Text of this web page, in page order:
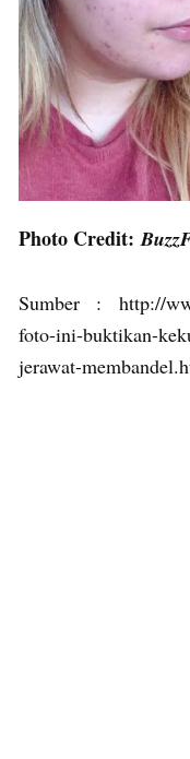
Photo Credit:
Sumber : http://
foto-ini-buktikan-
jerawat-